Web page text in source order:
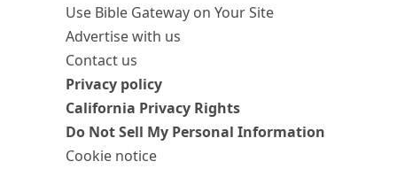
Use Bible Gateway on Your Site
Advertise with us
Contact us
Privacy policy
California Privacy Rights
Do Not Sell My Personal Information
Cookie notice